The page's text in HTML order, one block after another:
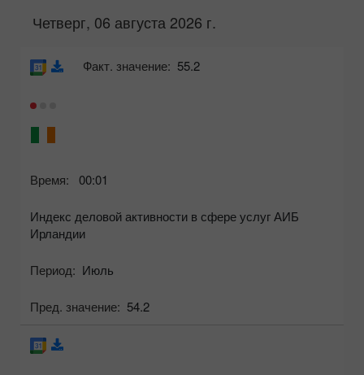
Четверг, 06 августа 2026 г.
Время: 00:01
Индекс деловой активности в сфере услуг АИБ
Ирландии
Период: Июль
Пред. значение: 54.2
Факт. значение: 55.2